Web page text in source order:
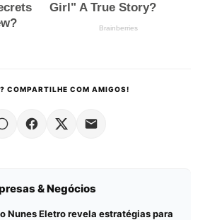
COMPARTILHE COM AMIGOS!
& Negócios
Nunes Eletro revela estratégias para